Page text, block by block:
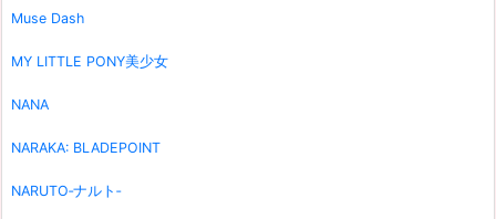
Muse Dash
MY LITTLE PONY美少女
NANA
NARAKA: BLADEPOINT
NARUTO‐ナルト‐